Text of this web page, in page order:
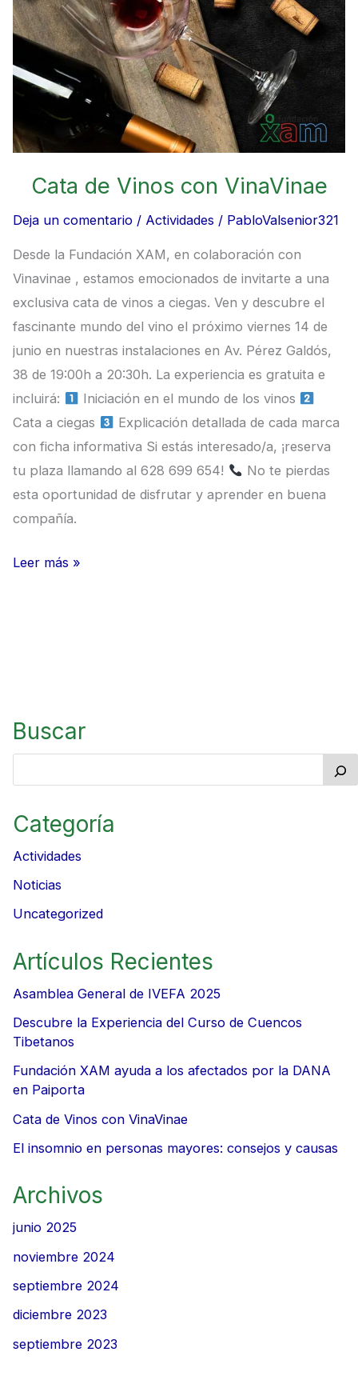
Cata de Vinos con VinaVinae
Deja un comentario / Actividades / PabloValsenior321
Desde la Fundación XAM, en colaboración con
Vinavinae , estamos emocionados de invitarte a una
exclusiva cata de vinos a ciegas. Ven y descubre el
fascinante mundo del vino el próximo viernes 14 de
junio en nuestras instalaciones en Av. Pérez Galdós,
38 de 19:00h a 20:30h. La experiencia es gratuita e
incluirá:
Iniciación en el mundo de los vinos
Cata a ciegas
Explicación detallada de cada marca
con ficha informativa Si estás interesado/a, ¡reserva
tu plaza llamando al 628 699 654!
No te pierdas
esta oportunidad de disfrutar y aprender en buena
compañía.
con
VinaVinae
Leer más »
Buscar
Categoría
Actividades
Noticias
Uncategorized
Artículos Recientes
Asamblea General de IVEFA 2025
Descubre la Experiencia del Curso de Cuencos
Tibetanos
Fundación XAM ayuda a los afectados por la DANA
en Paiporta
Cata de Vinos con VinaVinae
El insomnio en personas mayores: consejos y causas
Archivos
junio 2025
noviembre 2024
septiembre 2024
diciembre 2023
septiembre 2023